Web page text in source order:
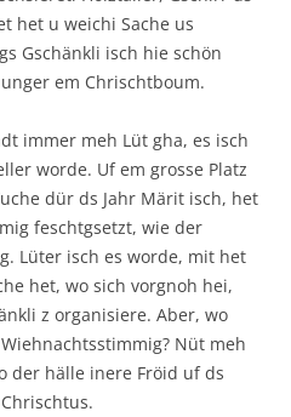
het u weichi Sache us
Gschänkli isch hie schön
em Chrischtboum.
immer meh Lüt gha, es isch
worde. Uf em grosse Platz
dür ds Jahr Märit isch, het
feschtgsetzt, wie der
Lüter isch es worde, mit het
het, wo sich vorgnoh hei,
z organisiere. Aber, wo
Nüt meh
der hälle inere Fröid uf ds